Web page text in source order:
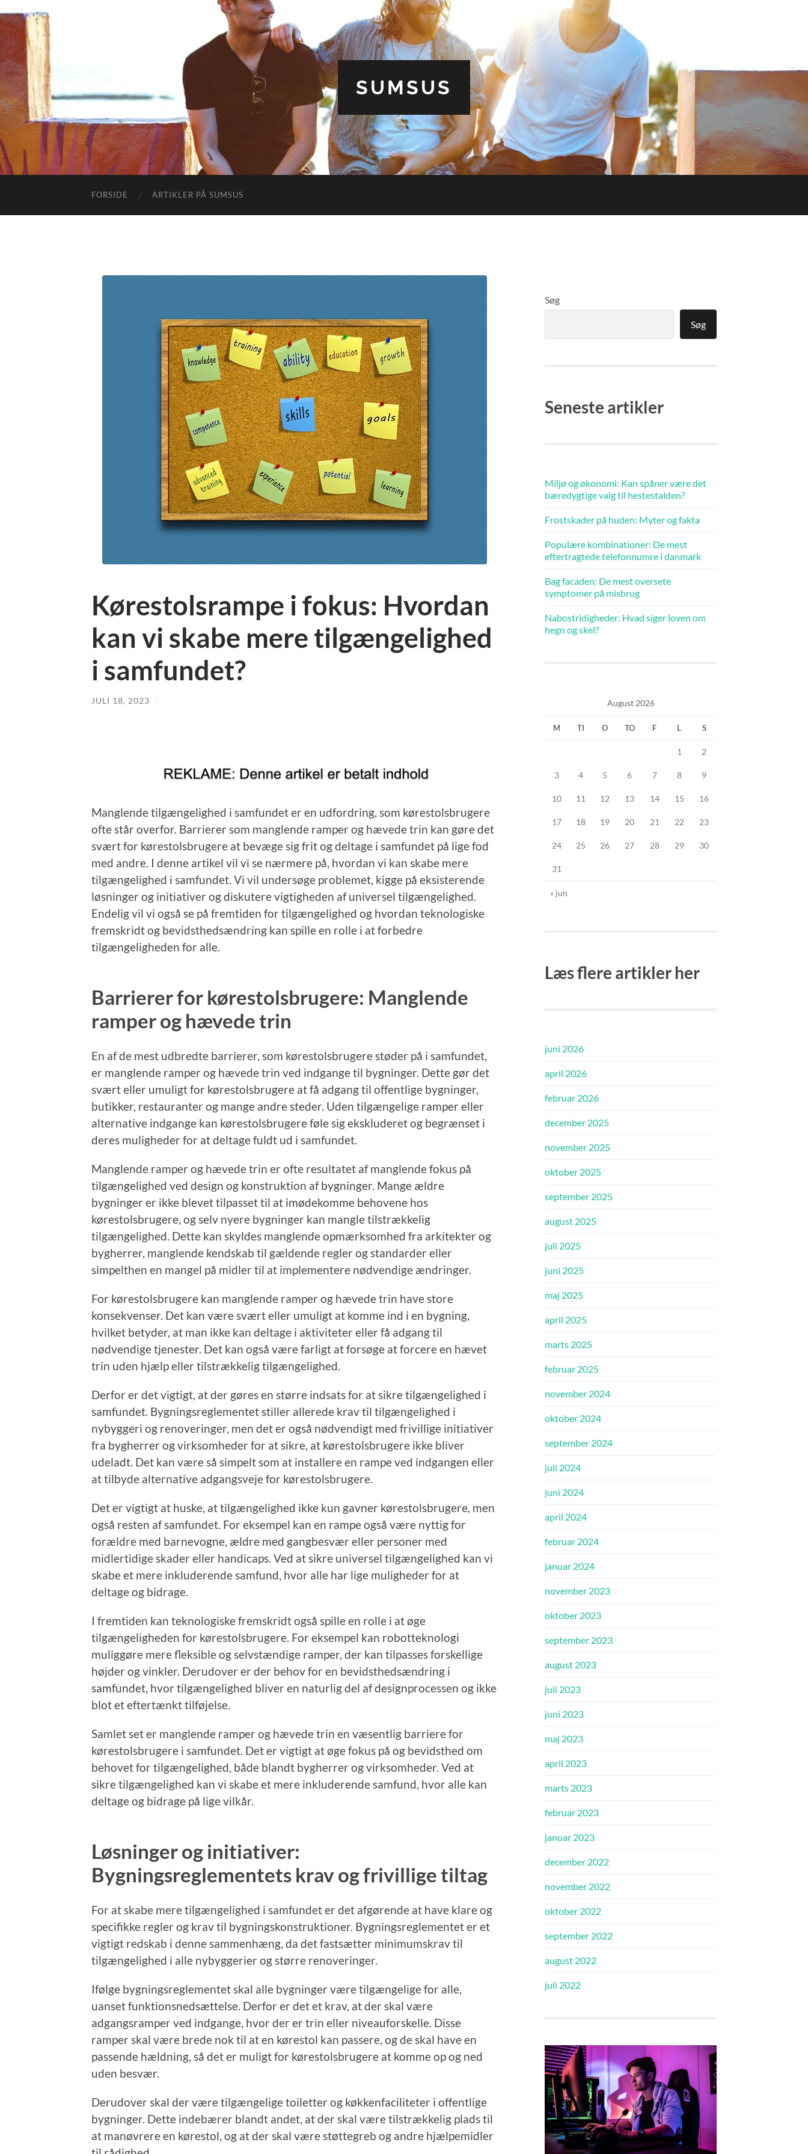
SUMSUS
FORSIDE ARTIKLER PÅ SUMSUS
Kørestolsrampe i fokus: Hvordan
kan vi skabe mere tilgængelighed
i samfundet?
JULI 18, 2023 /
Manglende tilgængelighed i samfundet er en udfordring, som kørestolsbrugere
ofte står overfor. Barrierer som manglende ramper og hævede trin kan gøre det
svært for kørestolsbrugere at bevæge sig frit og deltage i samfundet på lige fod
med andre. I denne artikel vil vi se nærmere på, hvordan vi kan skabe mere
tilgængelighed i samfundet. Vi vil undersøge problemet, kigge på eksisterende
løsninger og initiativer og diskutere vigtigheden af universel tilgængelighed.
Endelig vil vi også se på fremtiden for tilgængelighed og hvordan teknologiske
fremskridt og bevidsthedsændring kan spille en rolle i at forbedre
tilgængeligheden for alle.
Barrierer for kørestolsbrugere: Manglende
ramper og hævede trin
En af de mest udbredte barrierer, som kørestolsbrugere støder på i samfundet,
er manglende ramper og hævede trin ved indgange til bygninger. Dette gør det
svært eller umuligt for kørestolsbrugere at få adgang til offentlige bygninger,
butikker, restauranter og mange andre steder. Uden tilgængelige ramper eller
alternative indgange kan kørestolsbrugere føle sig ekskluderet og begrænset i
deres muligheder for at deltage fuldt ud i samfundet.
Manglende ramper og hævede trin er ofte resultatet af manglende fokus på
tilgængelighed ved design og konstruktion af bygninger. Mange ældre
bygninger er ikke blevet tilpasset til at imødekomme behovene hos
kørestolsbrugere, og selv nyere bygninger kan mangle tilstrækkelig
tilgængelighed. Dette kan skyldes manglende opmærksomhed fra arkitekter og
bygherrer, manglende kendskab til gældende regler og standarder eller
simpelthen en mangel på midler til at implementere nødvendige ændringer.
For kørestolsbrugere kan manglende ramper og hævede trin have store
konsekvenser. Det kan være svært eller umuligt at komme ind i en bygning,
hvilket betyder, at man ikke kan deltage i aktiviteter eller få adgang til
nødvendige tjenester. Det kan også være farligt at forsøge at forcere en hævet
trin uden hjælp eller tilstrækkelig tilgængelighed.
Derfor er det vigtigt, at der gøres en større indsats for at sikre tilgængelighed i
samfundet. Bygningsreglementet stiller allerede krav til tilgængelighed i
nybyggeri og renoveringer, men det er også nødvendigt med frivillige initiativer
fra bygherrer og virksomheder for at sikre, at kørestolsbrugere ikke bliver
udeladt. Det kan være så simpelt som at installere en rampe ved indgangen eller
at tilbyde alternative adgangsveje for kørestolsbrugere.
Det er vigtigt at huske, at tilgængelighed ikke kun gavner kørestolsbrugere, men
også resten af samfundet. For eksempel kan en rampe også være nyttig for
forældre med barnevogne, ældre med gangbesvær eller personer med
midlertidige skader eller handicaps. Ved at sikre universel tilgængelighed kan vi
skabe et mere inkluderende samfund, hvor alle har lige muligheder for at
deltage og bidrage.
I fremtiden kan teknologiske fremskridt også spille en rolle i at øge
tilgængeligheden for kørestolsbrugere. For eksempel kan robotteknologi
muliggøre mere fleksible og selvstændige ramper, der kan tilpasses forskellige
højder og vinkler. Derudover er der behov for en bevidsthedsændring i
samfundet, hvor tilgængelighed bliver en naturlig del af designprocessen og ikke
blot et eftertænkt tilføjelse.
Samlet set er manglende ramper og hævede trin en væsentlig barriere for
kørestolsbrugere i samfundet. Det er vigtigt at øge fokus på og bevidsthed om
behovet for tilgængelighed, både blandt bygherrer og virksomheder. Ved at
sikre tilgængelighed kan vi skabe et mere inkluderende samfund, hvor alle kan
deltage og bidrage på lige vilkår.
Løsninger og initiativer:
Bygningsreglementets krav og frivillige tiltag
For at skabe mere tilgængelighed i samfundet er det afgørende at have klare og
specifikke regler og krav til bygningskonstruktioner. Bygningsreglementet er et
vigtigt redskab i denne sammenhæng, da det fastsætter minimumskrav til
tilgængelighed i alle nybyggerier og større renoveringer.
Ifølge bygningsreglementet skal alle bygninger være tilgængelige for alle,
uanset funktionsnedsættelse. Derfor er det et krav, at der skal være
adgangsramper ved indgange, hvor der er trin eller niveauforskelle. Disse
ramper skal være brede nok til at en kørestol kan passere, og de skal have en
passende hældning, så det er muligt for kørestolsbrugere at komme op og ned
uden besvær.
Derudover skal der være tilgængelige toiletter og køkkenfaciliteter i offentlige
bygninger. Dette indebærer blandt andet, at der skal være tilstrækkelig plads til
at manøvrere en kørestol, og at der skal være støttegreb og andre hjælpemidler
Søg
Søg
Seneste artikler
Miljø og økonomi: Kan spåner være det
bæredygtige valg til hestestalden?
Frostskader på huden: Myter og fakta
Populære kombinationer: De mest
eftertragtede telefonnumre i danmark
Bag facaden: De mest oversete
symptomer på misbrug
Nabostridigheder: Hvad siger loven om
hegn og skel?
August 2026
M TI O TO F L S
1 2
3 4 5 6 7 8 9
10 11 12 13 14 15 16
17 18 19 20 21 22 23
24 25 26 27 28 29 30
31
« jun
Læs flere artikler her
juni 2026
april 2026
februar 2026
december 2025
november 2025
oktober 2025
september 2025
august 2025
juli 2025
juni 2025
maj 2025
april 2025
marts 2025
februar 2025
november 2024
oktober 2024
september 2024
juli 2024
juni 2024
april 2024
februar 2024
januar 2024
november 2023
oktober 2023
september 2023
august 2023
juli 2023
juni 2023
maj 2023
april 2023
marts 2023
februar 2023
januar 2023
december 2022
november 2022
oktober 2022
september 2022
august 2022
juli 2022